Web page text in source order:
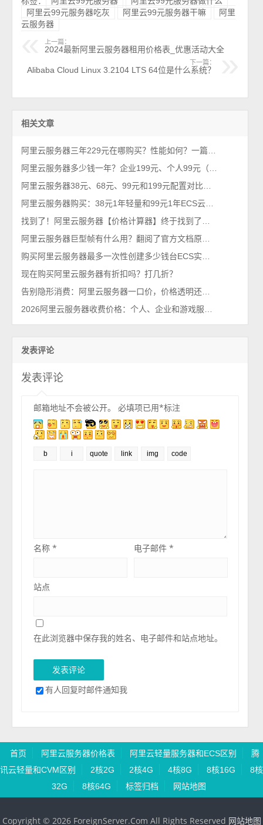
阿里云99元服务器吃灰
阿里云99元服务器干嘛
阿里
云服务器
上一篇：
2024最新阿里云服务器租用价格表_优惠活动大全
下一篇：
Alibaba Cloud Linux 3.2104 LTS 64位是什么系统？
相关文章
现在购买阿里云服务器有折扣吗？打几折？
发表评论
发表评论
邮箱地址不会被公开。 必填项已用*标注
名称* 电子邮件*
站点
在此浏览器中保存我的姓名、电子邮件和站点地址。
有人回复时邮件通知我
首页 阿里云服务器价格表 阿里云轻量服务器和ECS区别
腾
讯云轻量和CVM区别
2核2G 2核4G 4核8G 8核16G
8核
32G
8核64G 标签归档 网站地图
Copyright © 2026 ForeignServer.Com All Rights Reserved 网站地图